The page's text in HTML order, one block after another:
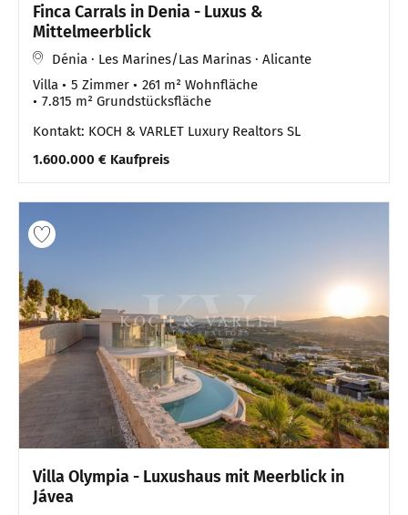
Finca Carrals in Denia - Luxus &
Mittelmeerblick
Dénia · Les Marines/Las Marinas · Alicante
Villa
5 Zimmer
261 m² Wohnfläche
7.815 m² Grundstücksfläche
Kontakt: KOCH & VARLET Luxury Realtors SL
1.600.000 € Kaufpreis
Villa Olympia - Luxushaus mit Meerblick in
Jávea